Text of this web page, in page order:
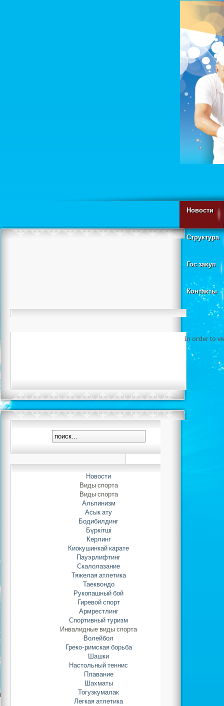
Новости
Структура
Гос закуп
Контакты
In order to
Новости
Виды спорта
Виды спорта
Альпинизм
Асык ату
Бодибилдинг
Бүркітші
Керлинг
Киокушинкай карате
Пауэрлифтинг
Скалолазание
Тяжелая атлетика
Таеквондо
Рукопашный бой
Гиревой спорт
Армрестлинг
Спортивный туризм
Инвалидные виды спорта
Волейбол
Греко-римская борьба
Шашки
Настольный теннис
Плавание
Шахматы
Тогузкумалак
Легкая атлетика